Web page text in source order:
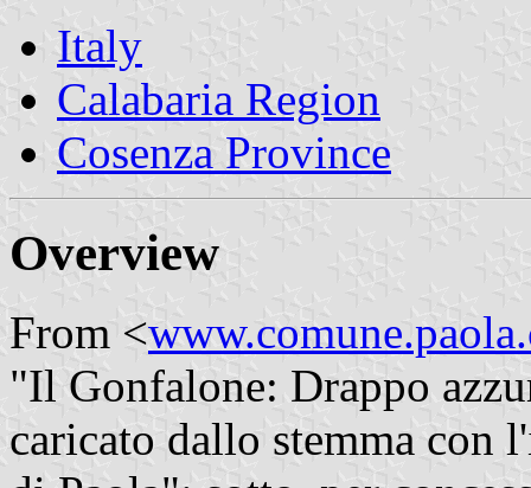
Italy
Calabaria Region
Cosenza Province
Overview
From <
"Il Gonfalone: Drappo
caricato dallo stemma con